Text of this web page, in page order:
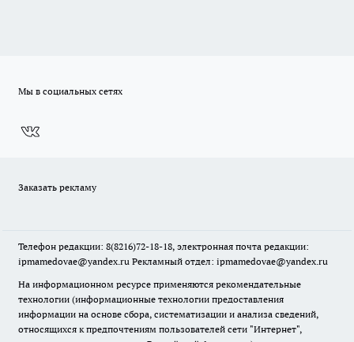
Мы в социальных сетях
Заказать рекламу
Телефон редакции: 8(8216)72-18-18, электронная почта редакции:
ipmamedovae@yandex.ru Рекламный отдел: ipmamedovae@yandex.ru
На информационном ресурсе применяются рекомендательные
технологии (информационные технологии предоставления
информации на основе сбора, систематизации и анализа сведений,
относящихся к предпочтениям пользователей сети "Интернет",